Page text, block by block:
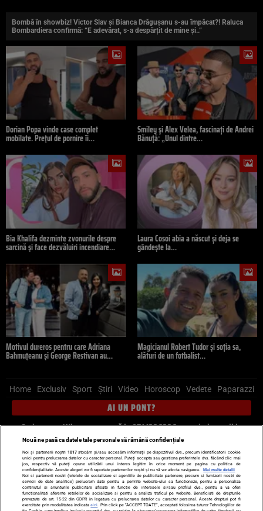
Bombă în showbiz! Victor Slav și Bianca Drăgușanu s-au împăcat?! Raluca
Bombardiera confirmă: “E adevărat, s-a despărțit de mine și..”
Dorian Popa vinde case complet
mobilate. Prețul de pornire îi…
Smiley și Alex Velea, fascinați de Andrei
Bănuță: „Unul dintre…
Bia Khalifa dezminte zvonurile despre
sarcină și face dezvăluiri incendiare…
Laura Cosoi abia a născut și deja se
gândește la…
Motivul dureros pentru care Adriana
Bahmuțeanu și George Restivan au…
Magicianul Robert Tudor și soția sa,
alături de un fotbalist…
Home Exclusiv Sport Știri Video Horoscop Vedete Paparazzi
AI UN PONT?
Scrie-ne pe Whatsapp, sună la 0741226226 sau trimite mail la
pont@cancan.ro
Știri interne Știri externe
Politică
Ultimele stiri
Diete Insula Iubirii Dictionar de vise
LIFE STYLE
Horoscop
Nouă ne pasă ca datele tale personale să rămână confidențiale
Noi și partenerii noștri 1017stocăm și/sau accesăm informații pe dispozitivul dvs., precum identificatorii cookie
unici pentru prelucrarea datelor cu caracter personal. Puteți accepta sau gestiona preferințele dvs. făcând clic mai
jos, respectiv vă puteți opune utilizării unui interes legitim în orice moment pe pagina cu politica de
confidențialitate. Aceste alegeri vor fi raportate partenerilor noștri și nu vă vor afecta navigarea.
Mai multe detalii
Noi si partenerii nostri (retelele de socializare si agentiile de publicitate partenere, precum si furnizorii nostri de
servicii de date analitice) prelucram date pentru a permite website-ului sa functioneze, pentru a personaliza
continutul si anunturile publicitare afisate in functie de interesele si/sau profilul dvs., pentru a va oferi
functionalitati aferente retelelor de socializare si pentru a analiza traficul pe website. Beneficiati de drepturile
prevazute de art. 15-22 din GDPR in legatura cu prelucrarea datelor cu caracter personal. Aceste drepturi pot fi
exercitate prin modalitatea indicataaici . Prin click pe “ACCEPT TOATE”, acceptati folosirea tuturor Tehnologiilor de